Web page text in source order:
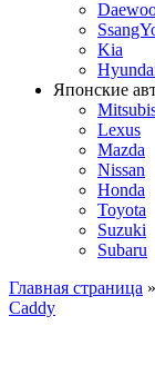
Kia
Японские
Lexus
Mazda
Nissan
Honda
Toyota
Suzuki
Subaru
Главная страница »
Caddy